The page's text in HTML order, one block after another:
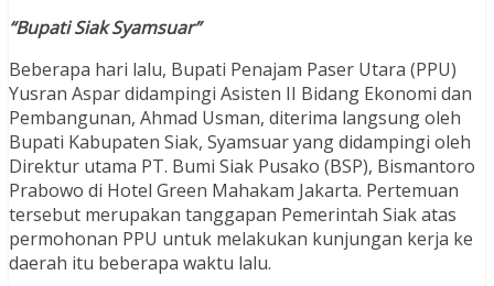
“Bupati Siak Syamsuar”
Beberapa hari lalu, Bupati Penajam Paser Utara (PPU)
Yusran Aspar didampingi Asisten II Bidang Ekonomi dan
Pembangunan, Ahmad Usman, diterima langsung oleh
Bupati Kabupaten Siak, Syamsuar yang didampingi oleh
Direktur utama PT. Bumi Siak Pusako (BSP), Bismantoro
Prabowo di Hotel Green Mahakam Jakarta. Pertemuan
tersebut merupakan tanggapan Pemerintah Siak atas
permohonan PPU untuk melakukan kunjungan kerja ke
daerah itu beberapa waktu lalu.